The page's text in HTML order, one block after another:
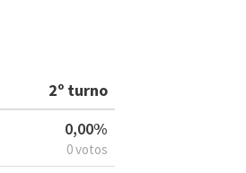
2º turno
0,00%
0 votos